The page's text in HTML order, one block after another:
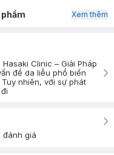
Xem thêm
Hasaki Clinic – Giải Pháp
đề da liễu phổ biến
nhiên, với sự phát
đánh giá